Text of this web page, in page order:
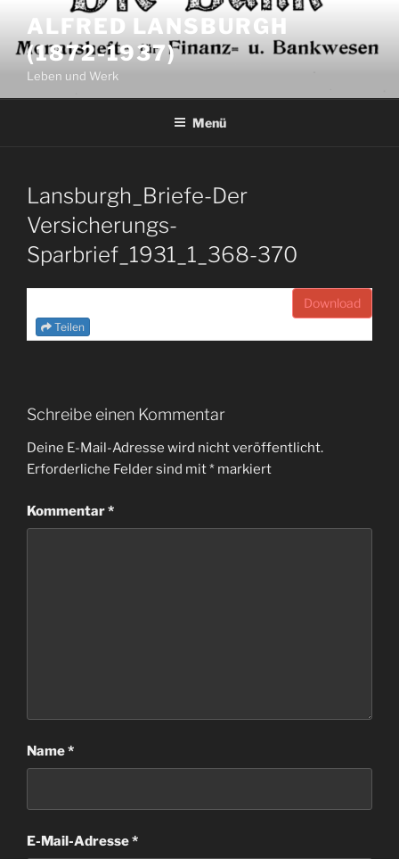
Inhalt
springen
ALFRED LANSBURGH
(1872-1937)
Leben und Werk
Menü
Lansburgh_Briefe-Der
Versicherungs-
Sparbrief_1931_1_368-370
Download
Teilen
Schreibe einen Kommentar
Deine E-Mail-Adresse wird nicht veröffentlicht.
Erforderliche Felder sind mit* markiert
Kommentar*
Name*
E-Mail-Adresse*